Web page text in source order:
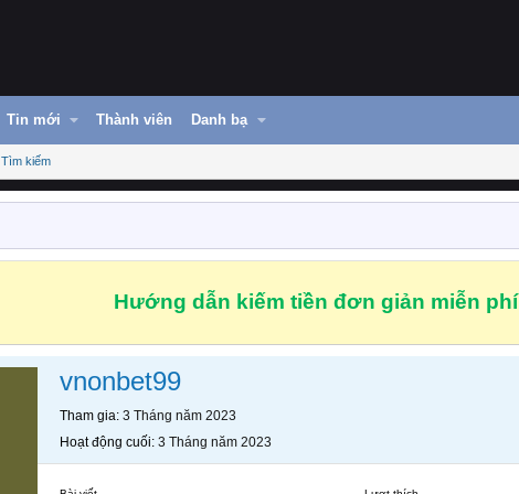
Tin mới Thành viên Danh bạ
Tìm kiếm
Hướng dẫn kiếm tiền đơn giản miễn phí
vnonbet99
Tham gia 3 Tháng năm 2023
Hoạt động cuối 3 Tháng năm 2023